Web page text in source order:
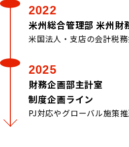
2022
米州総合管理部 米州財
米国法人・支店の会計税務
2025
財務企画部主計室
制度企画ライン
PJ対応やグローバル施策